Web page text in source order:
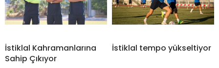
İstiklal Kahramanlarına
Sahip Çıkıyor
İstiklal tempo yükseltiyor